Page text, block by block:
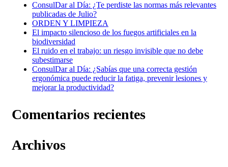
ConsulDar al Día: ¿Te perdiste las normas más relevantes
publicadas de Julio?
ORDEN Y LIMPIEZA
El impacto silencioso de los fuegos artificiales en la
biodiversidad
El ruido en el trabajo: un riesgo invisible que no debe
subestimarse
ConsulDar al Día: ¿Sabías que una correcta gestión
ergonómica puede reducir la fatiga, prevenir lesiones y
mejorar la productividad?
Comentarios recientes
Archivos